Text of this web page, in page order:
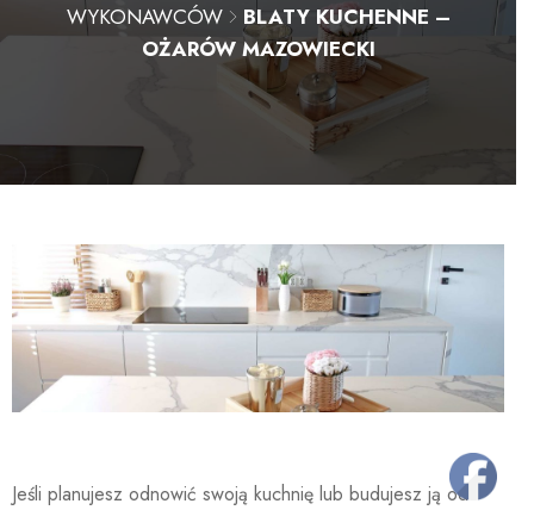
WYKONAWCÓW
BLATY KUCHENNE –
OŻARÓW MAZOWIECKI
Jeśli planujesz odnowić swoją kuchnię lub budujesz ją od